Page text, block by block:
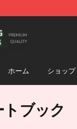
ホーム ショップ
トブック